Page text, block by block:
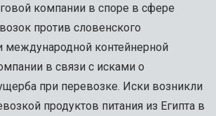
компании в споре в сфере
против словенского
международной контейнерной
в связи с исками о
при перевозке. Иски возникли
продуктов питания из Египта в